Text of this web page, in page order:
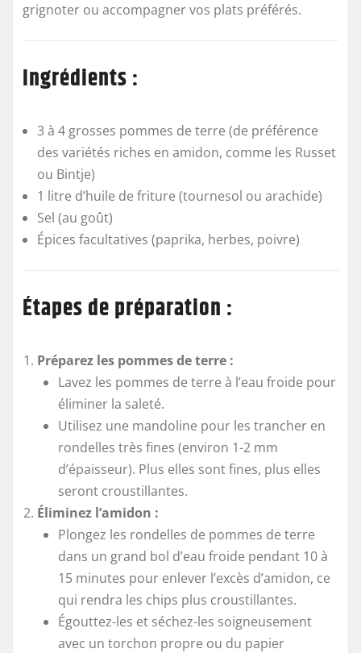
grignoter ou accompagner vos plats préférés.
Ingrédients :
3 à 4 grosses pommes de terre (de préférence
des variétés riches en amidon, comme les Russet
ou Bintje)
1 litre d’huile de friture (tournesol ou arachide)
Sel (au goût)
Épices facultatives (paprika, herbes, poivre)
Étapes de préparation :
Préparez les pommes de terre :
Lavez les pommes de terre à l’eau froide pour
éliminer la saleté.
Utilisez une mandoline pour les trancher en
rondelles très fines (environ 1-2 mm
d’épaisseur). Plus elles sont fines, plus elles
seront croustillantes.
Éliminez l’amidon :
Plongez les rondelles de pommes de terre
dans un grand bol d’eau froide pendant 10 à
15 minutes pour enlever l’excès d’amidon, ce
qui rendra les chips plus croustillantes.
Égouttez-les et séchez-les soigneusement
avec un torchon propre ou du papier